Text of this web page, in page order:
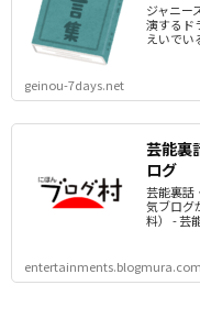
ジャニー
演するド
えいでい
geinou-7days.net
芸能裏
ログ
芸能裏話
気ブログ
料） - 芸
entertainments.blogmura.com